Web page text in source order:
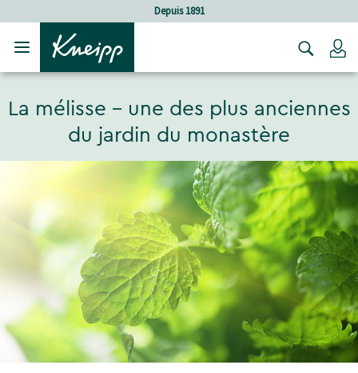
Sauter au contenu du pied de page
La mélisse - une des plus anciennes
du jardin du monastère